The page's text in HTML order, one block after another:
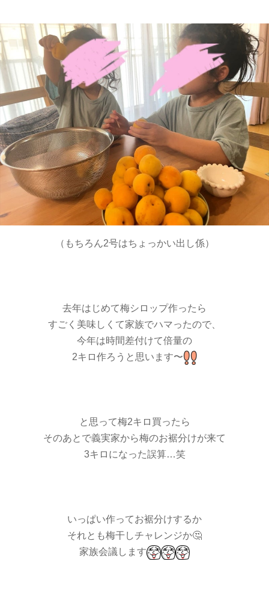
（もちろん2号はちょっかい出し係）
去年はじめて梅シロップ作ったら
すごく美味しくて家族でハマったので、
今年は時間差付けて倍量の
2キロ作ろうと思います〜
と思って梅2キロ買ったら
そのあとで義実家から梅のお裾分けが来て
3キロになった誤算…笑
いっぱい作ってお裾分けするか
それとも梅干しチャレンジか🤔
家族会議します